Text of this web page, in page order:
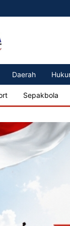
Daerah
Sepakbola